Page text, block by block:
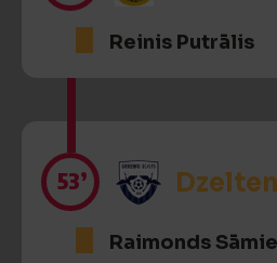
Reinis Putrālis
53’
Raimonds